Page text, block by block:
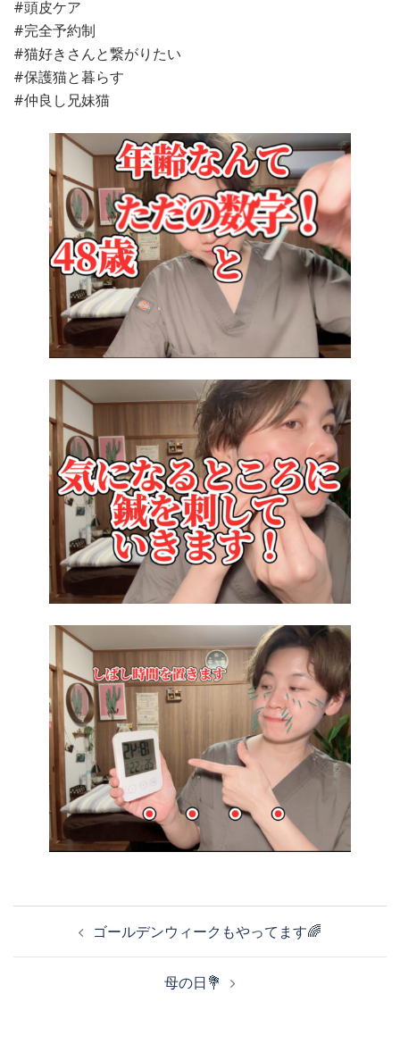
#頭皮ケア
#完全予約制
#猫好きさんと繋がりたい
#保護猫と暮らす
#仲良し兄妹猫
ゴールデンウィークもやってます🌈
母の日💐